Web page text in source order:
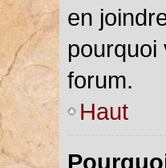
en
pourquoi
forum.
Haut